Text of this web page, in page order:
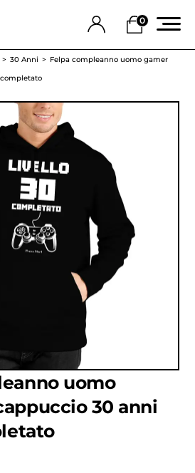
0
30 Anni
Felpa compleanno uomo gamer
uomo
30 anni